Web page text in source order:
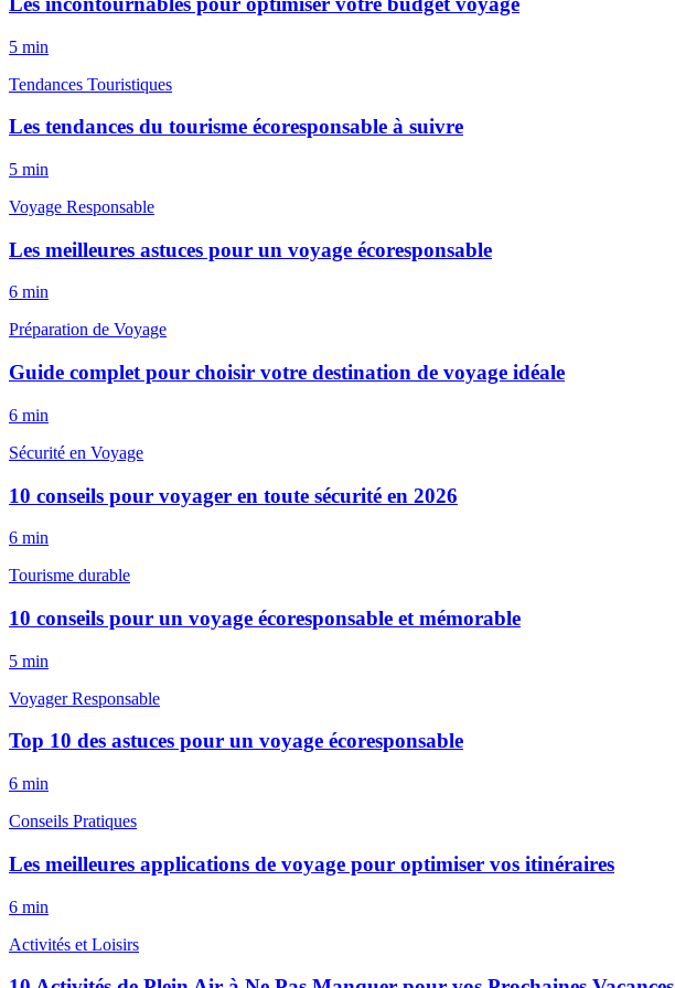
5 min
Tendances Touristiques
Les tendances du tourisme écoresponsable à suivre
5 min
Voyage Responsable
Les meilleures astuces pour un voyage écoresponsable
6 min
Préparation de Voyage
Guide complet pour choisir votre destination de voyage idéale
6 min
Sécurité en Voyage
10 conseils pour voyager en toute sécurité en 2026
6 min
Tourisme durable
10 conseils pour un voyage écoresponsable et mémorable
5 min
Voyager Responsable
Top 10 des astuces pour un voyage écoresponsable
6 min
Conseils Pratiques
Les meilleures applications de voyage pour optimiser vos itinéraires
6 min
Activités et Loisirs